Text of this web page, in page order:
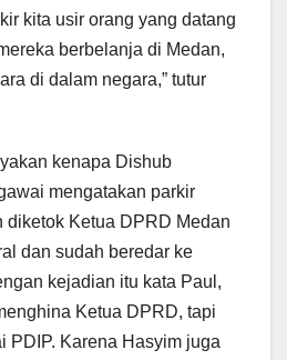
kita usir orang yang datang
berbelanja di Medan,
di dalam negara,” tutur
kenapa Dishub
mengatakan parkir
diketok Ketua DPRD Medan
dan sudah beredar ke
kejadian itu kata Paul,
Ketua DPRD, tapi
PDIP. Karena Hasyim juga